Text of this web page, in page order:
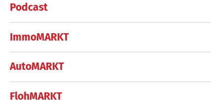
Podcast
ImmoMARKT
AutoMARKT
FlohMARKT